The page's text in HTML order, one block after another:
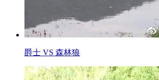
爵士 VS 森林狼